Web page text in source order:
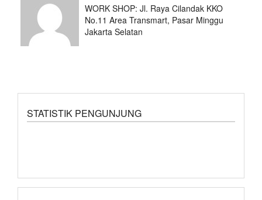
WORK SHOP: Jl. Raya Cilandak KKO
No.11 Area Transmart, Pasar Minggu
Jakarta Selatan
STATISTIK PENGUNJUNG